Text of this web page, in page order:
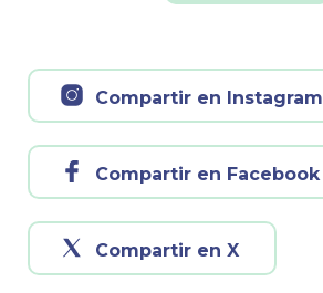
Compartir en Instagram
Compartir en Facebook
Compartir en X